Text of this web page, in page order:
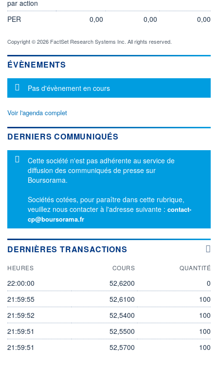
par action
PER 0,00 0,00 0,00
Copyright © 2026 FactSet Research Systems Inc. All rights reserved.
ÉVÈNEMENTS
Message d'information
Pas d'évènement en cours
Voir l'agenda complet
DERNIERS COMMUNIQUÉS
Message d'information
Cette société n'est pas adhérente au service de
diffusion des communiqués de presse sur
Boursorama.
Sociétés cotées, pour paraître dans cette rubrique,
veuillez nous contacter à l'adresse suivante : contact-
cp@boursorama.fr
DERNIÈRES TRANSACTIONS
HEURES COURS QUANTITÉ
22:00:00 52,6200
0
21:59:55
52,6100
100
21:59:52
52,5400
100
21:59:51
52,5500
100
21:59:51
52,5700 100